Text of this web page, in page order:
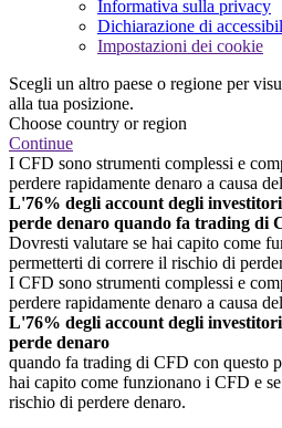
Informativa sulla privacy
Dichiarazione di
Impostazioni dei cookie
Scegli un altro paese o regione per
alla tua posizione.
Choose country or region
Continue
I CFD sono strumenti complessi e
perdere rapidamente denaro a causa
L'76% degli account degli
perde denaro quando fa trading di
Dovresti valutare se hai capito come
permetterti di correre il rischio di
I CFD sono strumenti complessi e
perdere rapidamente denaro a causa
L'76% degli account degli
perde denaro
quando fa trading di CFD con questo
hai capito come funzionano i CFD e
rischio di perdere denaro.